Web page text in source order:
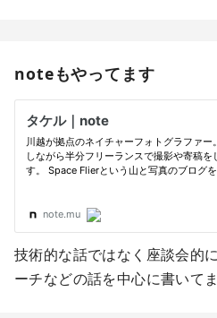
noteもやってます
技術的な話ではなく座談会的
ーチなどの話を中心に書いてま